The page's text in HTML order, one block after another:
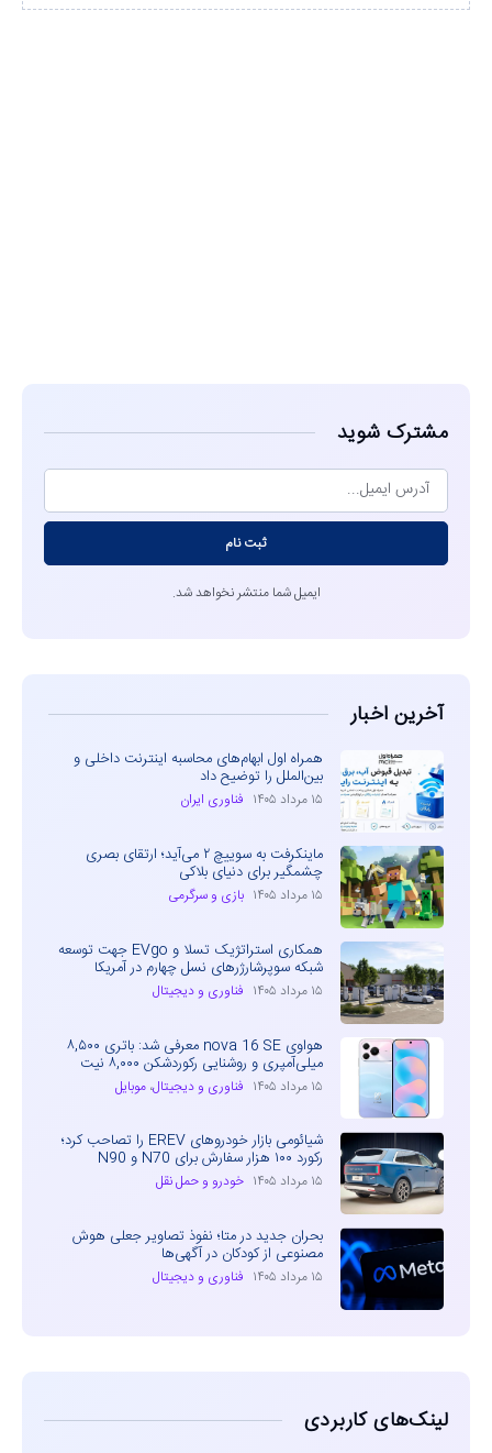
مشترک شوید
ثبت نام
ایمیل شما منتشر نخواهد شد.
آخرین اخبار
همراه اول ابهام‌های محاسبه اینترنت داخلی و
بین‌الملل را توضیح داد
۱۵ مرداد ۱۴۰۵ فناوری ایران
ماینکرفت به سوییچ ۲ می‌آید؛ ارتقای بصری
چشمگیر برای دنیای بلاکی
۱۵ مرداد ۱۴۰۵ بازی و سرگرمی
همکاری استراتژیک تسلا و EVgo جهت توسعه
شبکه سوپرشارژرهای نسل چهارم در آمریکا
۱۵ مرداد ۱۴۰۵ فناوری و دیجیتال
هواوی nova 16 SE معرفی شد: باتری ۸,۵۰۰
میلی‌آمپری و روشنایی رکوردشکن ۸,۰۰۰ نیت
۱۵ مرداد ۱۴۰۵ فناوری و دیجیتال، موبایل
شیائومی بازار خودروهای EREV را تصاحب کرد؛
رکورد ۱۰۰ هزار سفارش برای N70 و N90
۱۵ مرداد ۱۴۰۵ خودرو و حمل نقل
بحران جدید در متا؛ نفوذ تصاویر جعلی هوش
مصنوعی از کودکان در آگهی‌ها
۱۵ مرداد ۱۴۰۵ فناوری و دیجیتال
لینک‌های کاربردی